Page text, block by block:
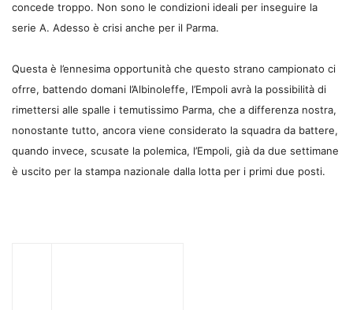
concede troppo. Non sono le condizioni ideali per inseguire la
serie A. Adesso è crisi anche per il Parma.
Questa è l’ennesima opportunità che questo strano campionato ci
ofrre, battendo domani l’Albinoleffe, l’Empoli avrà la possibilità di
rimettersi alle spalle i temutissimo Parma, che a differenza nostra,
nonostante tutto, ancora viene considerato la squadra da battere,
quando invece, scusate la polemica, l’Empoli, già da due settimane
è uscito per la stampa nazionale dalla lotta per i primi due posti.